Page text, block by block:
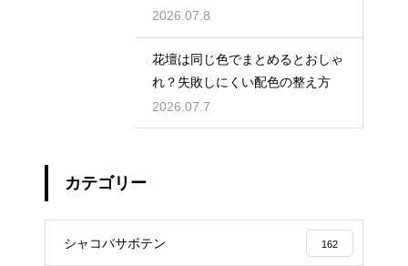
2026.07.8
花壇は同じ色でまとめるとおしゃ
れ？失敗しにくい配色の整え方
2026.07.7
カテゴリー
シャコバサボテン 162